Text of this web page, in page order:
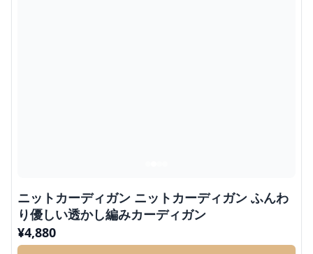
ニットカーディガン ニットカーディガン ふんわ
り優しい透かし編みカーディガン
¥4,880